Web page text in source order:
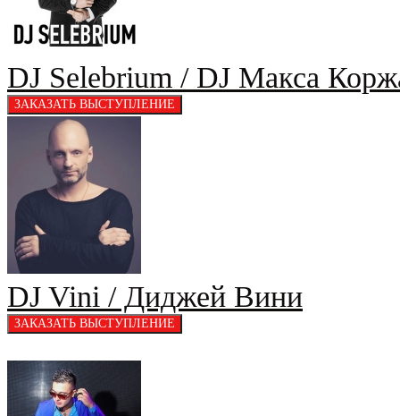
DJ Selebrium / DJ Макса
DJ Vini / Диджей Вини